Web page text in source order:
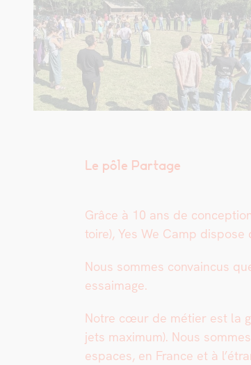
Le pôle Partage
Grâce à 10 ans de
toire), Yes We Camp
Nous sommes con­va­in­cus
essaim­age.
Notre cœur de méti­er est la
jets max­i­mum). Nous
espaces, en France et à